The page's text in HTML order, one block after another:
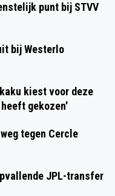
punt bij STVV
bij Westerlo
kiest voor deze
gekozen'
tegen Cercle
JPL-transfer